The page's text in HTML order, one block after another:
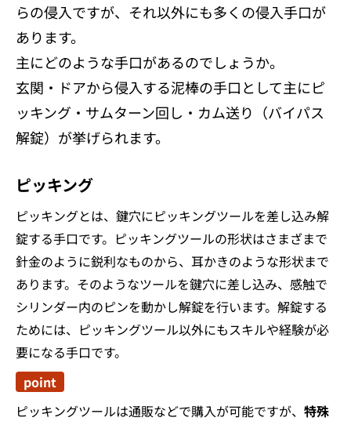
らの侵入ですが、それ以外にも多くの侵入手口が
あります。
主にどのような手口があるのでしょうか。
玄関・ドアから侵入する泥棒の手口として主にピ
ッキング・サムターン回し・カム送り（バイパス
解錠）が挙げられます。
ピッキング
ピッキングとは、鍵穴にピッキングツールを差し込み解
錠する手口です。ピッキングツールの形状はさまざまで
針金のように鋭利なものから、耳かきのような形状まで
あります。そのようなツールを鍵穴に差し込み、感触で
シリンダー内のピンを動かし解錠を行います。解錠する
ためには、ピッキングツール以外にもスキルや経験が必
要になる手口です。
point
ピッキングツールは通販などで購入が可能ですが、 特殊